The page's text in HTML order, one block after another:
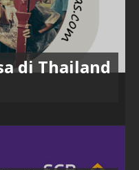
di Thailand